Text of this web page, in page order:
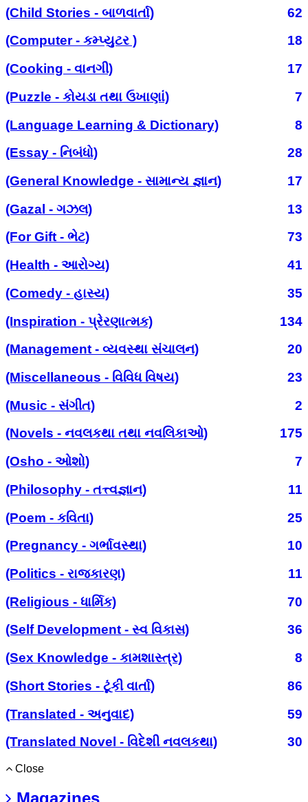
(Child Stories - બાળવાર્તા)
62
(Computer - કમ્પ્યુટર )
18
(Cooking - વાનગી)
17
(Puzzle - કોયડા તથા ઉખાણાં)
7
(Language Learning & Dictionary)
8
(Essay - નિબંધો)
28
(General Knowledge - સામાન્ય જ્ઞાન)
17
(Gazal - ગઝલ)
13
(For Gift - ભેટ)
73
(Health - આરોગ્ય)
41
(Comedy - હાસ્ય)
35
(Inspiration - પ્રેરણાત્મક)
134
(Management - વ્યવસ્થા સંચાલન)
20
(Miscellaneous - વિવિધ વિષય)
23
(Music - સંગીત)
2
(Novels - નવલકથા તથા નવલિકાઓ)
175
(Osho - ઓશો)
7
(Philosophy - તત્ત્વજ્ઞાન)
11
(Poem - કવિતા)
25
(Pregnancy - ગર્ભાવસ્થા)
10
(Politics - રાજકારણ)
11
(Religious - ધાર્મિક)
70
(Self Development - સ્વ વિકાસ)
36
(Sex Knowledge - કામશાસ્ત્ર)
8
(Short Stories - ટૂંકી વાર્તા)
86
(Translated - અનુવાદ)
59
(Translated Novel - વિદેશી નવલકથા)
30
Close
Magazines